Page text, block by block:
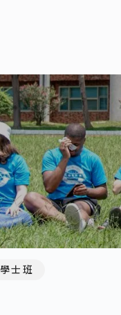
學士班